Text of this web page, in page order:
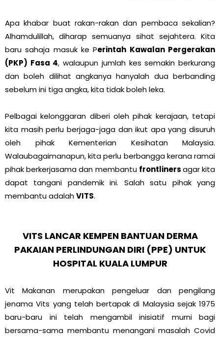
Apa khabar buat rakan-rakan dan pembaca sekalian?
Alhamdulillah, diharap semuanya sihat sejahtera. Kita
baru sahaja masuk ke Perintah Kawalan Pergerakan
(PKP) Fasa 4, walaupun jumlah kes semakin berkurang
dan boleh dilihat angkanya hanyalah dua berbanding
sebelum ini tiga angka, kita tidak boleh leka.
Pelbagai kelonggaran diberi oleh pihak kerajaan, tetapi
kita masih perlu berjaga-jaga dan ikut apa yang disuruh
oleh pihak Kementerian Kesihatan Malaysia.
Walaubagaimanapun, kita perlu berbangga kerana ramai
pihak berkerjasama dan membantu frontlinersagar kita
dapat tangani pandemik ini. Salah satu pihak yang
membantu adalahVITS.
VITS LANCAR KEMPEN BANTUAN DERMA
PAKAIAN PERLINDUNGAN DIRI (PPE) UNTUK
HOSPITAL KUALA LUMPUR
Vit Makanan merupakan pengeluar dan pengilang
jenama Vits yang telah bertapak di Malaysia sejak 1975
baru-baru ini telah mengambil inisiatif murni bagi
bersama-sama membantu menangani masalah Covid